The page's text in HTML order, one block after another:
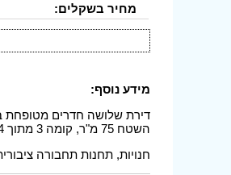
מחיר בשקלים:
מידע נוסף:
השטח 75 מ"ר, קומה 3 מתוך 4, בבית יש מעלית וחניה.
חנויות, תחנות תחבורה